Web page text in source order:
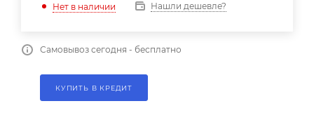
Нет в наличии Нашли дешевле?
Самовывоз сегодня - бесплатно
КУПИТЬ В КРЕДИТ